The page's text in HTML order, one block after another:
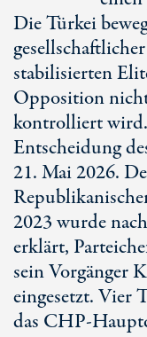
Die Türkei
stabilisierten
Opposition
kontrolliert
Entscheidung
21. Mai 2026.
2023 wurde
erklärt,
sein Vorgänger
eingesetzt. Vier
das CHP-